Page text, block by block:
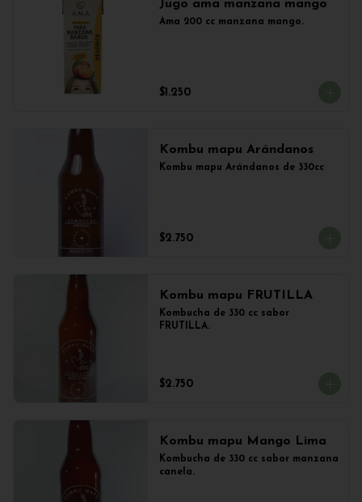
Jugo ama manzana mango
Ama 200 cc manzana mango.
$1.250
Kombu mapu Arándanos
Kombu mapu Arándanos de 330cc
$2.750
Kombu mapu FRUTILLA
Kombucha de 330 cc sabor
FRUTILLA.
$2.750
Kombu mapu Mango Lima
Kombucha de 330 cc sabor manzana
canela.